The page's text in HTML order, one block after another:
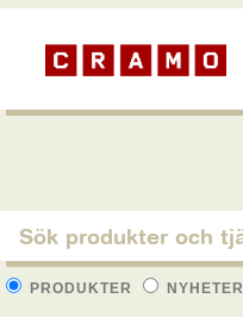
PRODUKTER NYHETER